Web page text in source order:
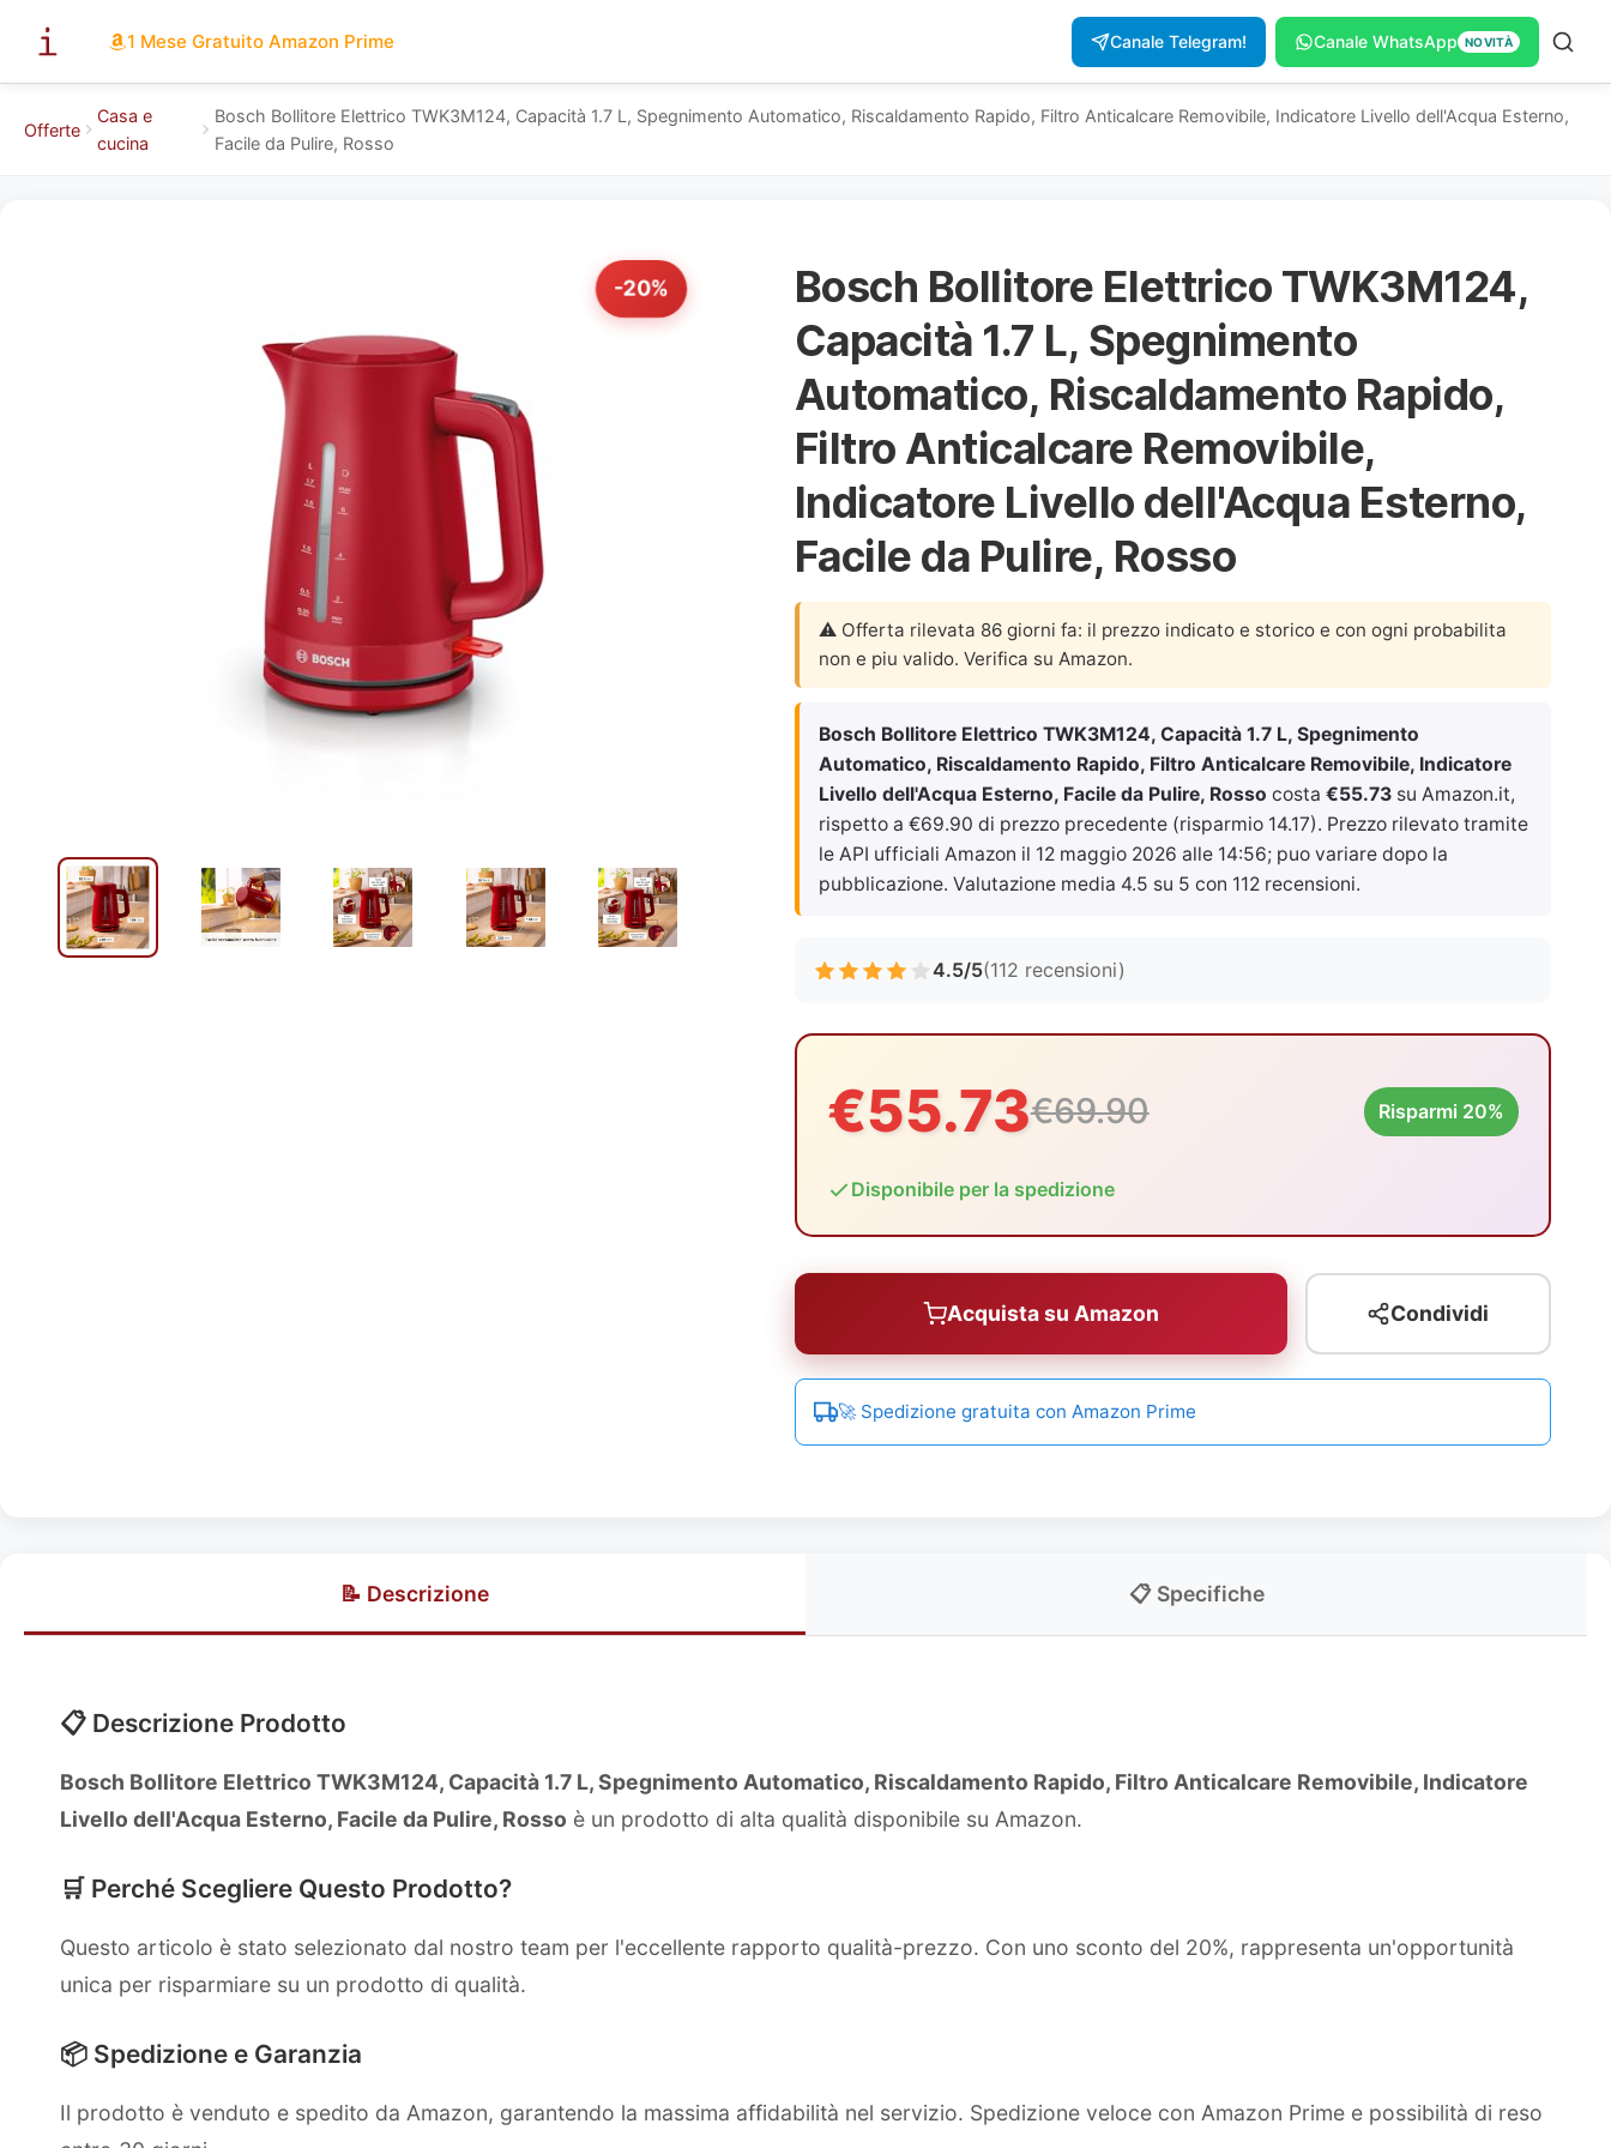
1 Mese Gratuito Amazon Prime Canale Telegram! Canale WhatsApp NOVITÀ
Offerte
Casa e
cucina
Bosch Bollitore Elettrico TWK3M124, Capacità 1.7 L, Spegnimento Automatico, Riscaldamento Rapido, Filtro Anticalcare Removibile, Indicatore Livello dell'Acqua Esterno,
Facile da Pulire, Rosso
-20%
Bosch Bollitore Elettrico TWK3M124,
Capacità 1.7 L, Spegnimento
Automatico, Riscaldamento Rapido,
Filtro Anticalcare Removibile,
Indicatore Livello dell'Acqua Esterno,
Facile da Pulire, Rosso
⚠️ Offerta rilevata 86 giorni fa: il prezzo indicato e storico e con ogni probabilita
non e piu valido. Verifica su Amazon.
Bosch Bollitore Elettrico TWK3M124, Capacità 1.7 L, Spegnimento
Automatico, Riscaldamento Rapido, Filtro Anticalcare Removibile, Indicatore
Livello dell'Acqua Esterno, Facile da Pulire, Rosso costa €55.73su Amazon.it,
rispetto a €69.90 di prezzo precedente (risparmio 14.17). Prezzo rilevato tramite
le API ufficiali Amazon il 12 maggio 2026 alle 14:56; puo variare dopo la
pubblicazione. Valutazione media 4.5 su 5 con 112 recensioni.
4.5/5(112 recensioni)
€55.73€69.90 Risparmi 20%
Disponibile per la spedizione
Acquista su Amazon Condividi
🚀 Spedizione gratuita con Amazon Prime
📝 Descrizione 📋 Specifiche
📋 Descrizione Prodotto
Bosch Bollitore Elettrico TWK3M124, Capacità 1.7 L, Spegnimento Automatico, Riscaldamento Rapido, Filtro Anticalcare Removibile, Indicatore
Livello dell'Acqua Esterno, Facile da Pulire, Rosso è un prodotto di alta qualità disponibile su Amazon.
🛒 Perché Scegliere Questo Prodotto?
Questo articolo è stato selezionato dal nostro team per l'eccellente rapporto qualità-prezzo. Con uno sconto del 20%, rappresenta un'opportunità
unica per risparmiare su un prodotto di qualità.
📦 Spedizione e Garanzia
Il prodotto è venduto e spedito da Amazon, garantendo la massima affidabilità nel servizio. Spedizione veloce con Amazon Prime e possibilità di reso